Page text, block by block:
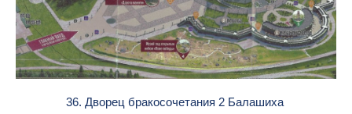
36. Дворец бракосочетания 2 Балашиха